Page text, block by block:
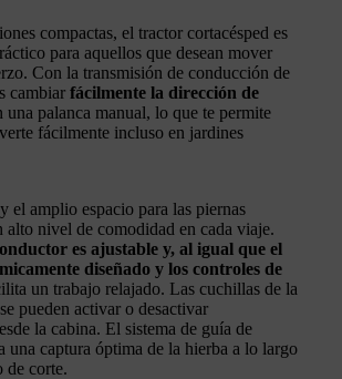
compactas, el tractor cortacésped es
para aquellos que desean mover
Con la transmisión de conducción de
cambiar fácilmente la dirección de
una palanca manual, lo que te permite
fácilmente incluso en jardines
el amplio espacio para las piernas
alto nivel de comodidad en cada viaje.
es ajustable y, al igual que el
diseñado y los controles de
un trabajo relajado. Las cuchillas de la
pueden activar o desactivar
la cabina. El sistema de guía de
una captura óptima de la hierba a lo largo
de corte.